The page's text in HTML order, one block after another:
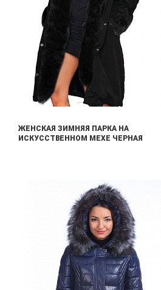
ЖЕНСКАЯ ЗИМНЯЯ ПАРКА НА
ИСКУССТВЕННОМ МЕХЕ ЧЕРНАЯ